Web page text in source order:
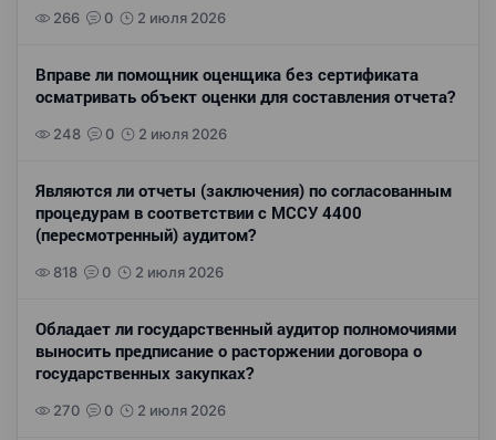
266 0 2 июля 2026
Вправе ли помощник оценщика без сертификата
осматривать объект оценки для составления отчета?
248 0 2 июля 2026
Являются ли отчеты (заключения) по согласованным
процедурам в соответствии с МССУ 4400
(пересмотренный) аудитом?
818 0 2 июля 2026
Обладает ли государственный аудитор полномочиями
выносить предписание о расторжении договора о
государственных закупках?
270 0 2 июля 2026